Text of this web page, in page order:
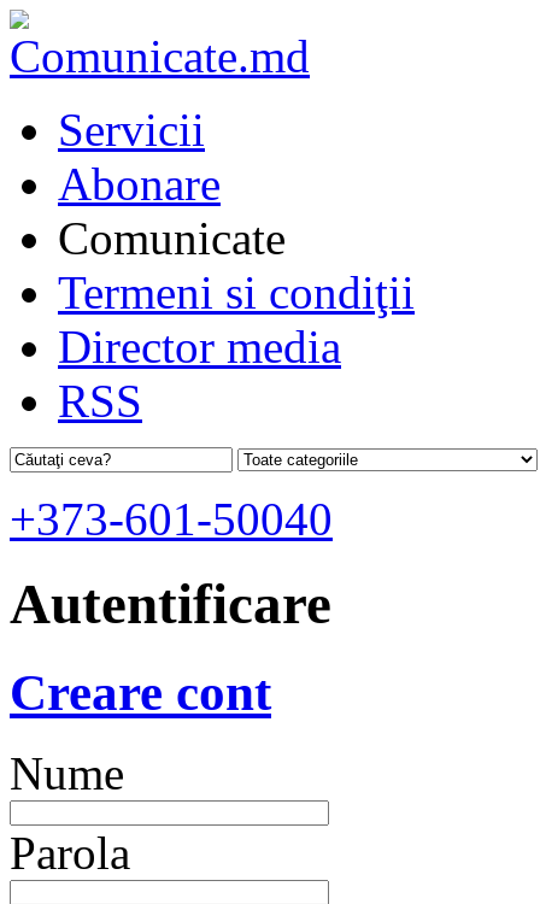
Servicii
Abonare
Comunicate
Termeni si condiţii
Director media
RSS
+373-601-50040
Autentificare
Creare cont
Nume
Parola